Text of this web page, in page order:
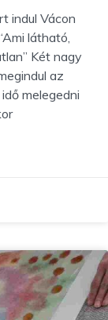
indul Vácon
látható,
Két nagy
az
melegedni